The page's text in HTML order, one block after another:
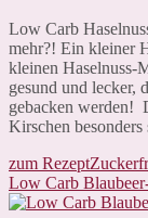
Low Carb
mehr?! Ein kleiner
kleinen Haselnuss-
gesund und lecker,
gebacken werden!
Kirschen
zum Rezept
Low Carb